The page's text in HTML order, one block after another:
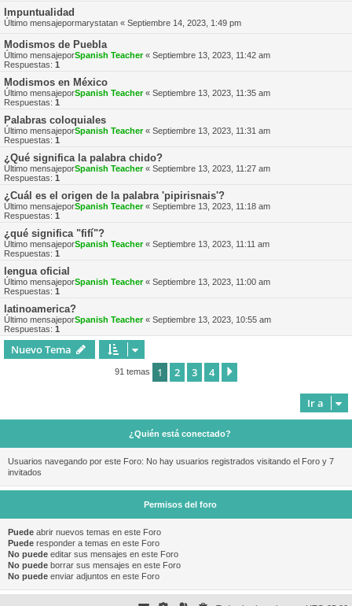
Impuntualidad
Último mensajepormarystatan « Septiembre 14, 2023, 1:49 pm
Modismos de Puebla
Último mensajeporSpanish Teacher« Septiembre 13, 2023, 11:42 am
Respuestas: 1
Modismos en México
Último mensajeporSpanish Teacher« Septiembre 13, 2023, 11:35 am
Respuestas: 1
Palabras coloquiales
Último mensajeporSpanish Teacher« Septiembre 13, 2023, 11:31 am
Respuestas: 1
¿Qué significa la palabra chido?
Último mensajeporSpanish Teacher« Septiembre 13, 2023, 11:27 am
Respuestas: 1
¿Cuál es el origen de la palabra 'pipirisnais'?
Último mensajeporSpanish Teacher« Septiembre 13, 2023, 11:18 am
Respuestas: 1
¿qué significa "fifí"?
Último mensajeporSpanish Teacher« Septiembre 13, 2023, 11:11 am
Respuestas: 1
lengua oficial
Último mensajeporSpanish Teacher« Septiembre 13, 2023, 11:00 am
Respuestas: 1
latinoamerica?
Último mensajeporSpanish Teacher« Septiembre 13, 2023, 10:55 am
Respuestas: 1
Nuevo Tema
91 temas 1 2 3 4
Ir a
¿Quién está conectado?
Usuarios navegando por este Foro: No hay usuarios registrados visitando el Foro y 7
invitados
Permisos del foro
Puede abrir nuevos temas en este Foro
Puede responder a temas en este Foro
No puede editar sus mensajes en este Foro
No puede borrar sus mensajes en este Foro
No puede enviar adjuntos en este Foro